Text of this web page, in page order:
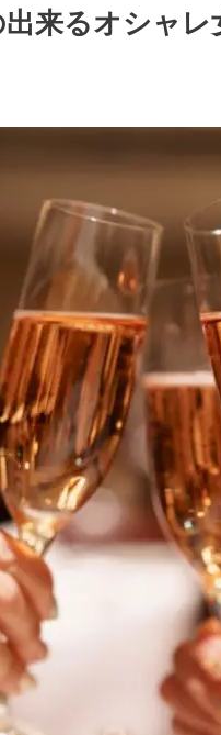
来るオシャレ